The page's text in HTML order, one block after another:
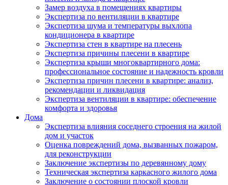
Замер воздуха в помещениях квартиры
Экспертиза по вентиляции в квартире
Экспертиза шума и температуры выхлопа
кондиционера в квартире
Экспертиза стен в квартире на плесень
Экспертиза причины плесени в квартире
Экспертиза крыши многоквартирного дома:
профессиональное состояние и надежность кровли
Экспертиза причин плесени в квартире: анализ,
рекомендации и ликвидация
Экспертиза вентиляции в квартире: обеспечение
комфорта и здоровья
Дома
Экспертиза влияния соседнего строения на жилой
дом и участок
Оценка повреждений дома, вызванных пожаром,
для реконструкции
Заключение экспертизы по деревянному дому
Техническая экспертиза каркасного жилого дома
Заключение о состоянии плоской кровли